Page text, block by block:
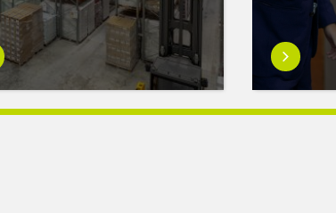
Saber
más
sobreMikel
Jauregi